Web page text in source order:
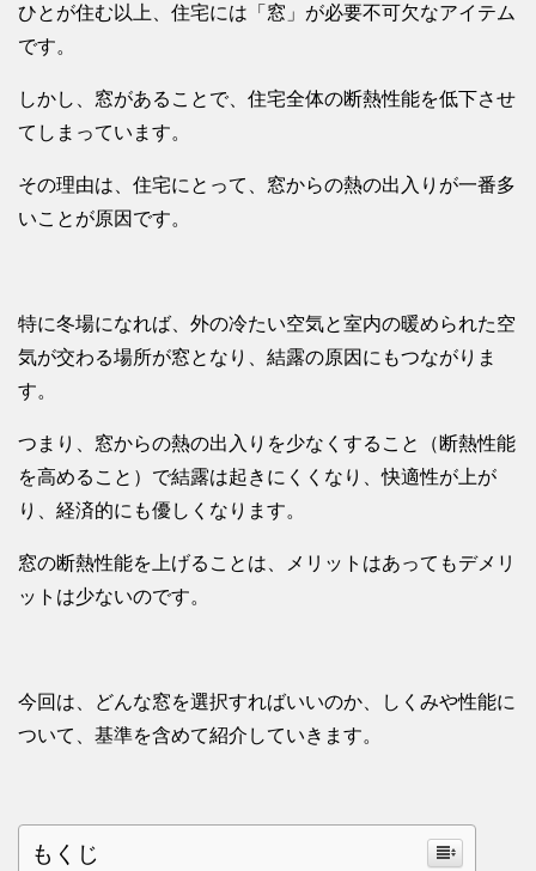
ひとが住む以上、住宅には「窓」が必要不可欠なアイテム
です。
しかし、窓があることで、住宅全体の断熱性能を低下させ
てしまっています。
その理由は、住宅にとって、窓からの熱の出入りが一番多
いことが原因です。
特に冬場になれば、外の冷たい空気と室内の暖められた空
気が交わる場所が窓となり、結露の原因にもつながりま
す。
つまり、窓からの熱の出入りを少なくすること（断熱性能
を高めること）で結露は起きにくくなり、快適性が上が
り、経済的にも優しくなります。
窓の断熱性能を上げることは、メリットはあってもデメリ
ットは少ないのです。
今回は、どんな窓を選択すればいいのか、しくみや性能に
ついて、基準を含めて紹介していきます。
もくじ